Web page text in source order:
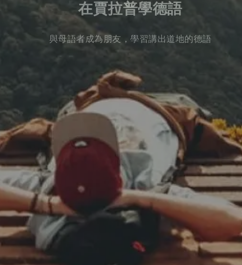
在賈拉普學德語
與母語者成為朋友，學習講出道地的德語